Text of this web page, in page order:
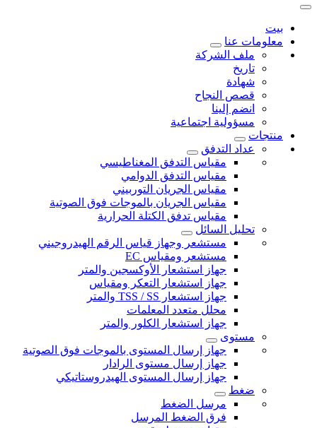
بيت
معلومات عنا
ملف الشركة
تاريخ
شهادة
قصص النجاح
انضم إلينا
مسؤولية اجتماعية
منتجات
عداد التدفق
مقياس التدفق المغناطيسي
مقياس التدفق الدوامي
مقياس الجريان التوربيني
مقياس الجريان بالموجات فوق الصوتية
مقياس تدفق الكتلة الحرارية
تحليل السائل
مستشعر وجهاز قياس الرقم الهيدروجيني
مستشعر ومقياس EC
جهاز استشعار الأوكسجين والمتر
جهاز استشعار التعكر ومقياس
جهاز استشعار TSS / SS والمتر
محلل متعدد المعلمات
جهاز استشعار الكلور والمتر
مستوى
جهاز إرسال المستوى بالموجات فوق الصوتية
جهاز إرسال مستوى الرادار
جهاز إرسال المستوى الهيدروستاتيكي
ضغط
مرسل الضغط
فرق الضغط المرسل